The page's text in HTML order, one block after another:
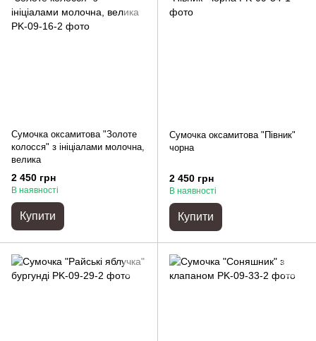
Сумочка оксамитова "Золоте
колосся" з ініціалами молочна,
велика
2 450 грн
В наявності
Купити
Сумочка оксамитова "Півник"
чорна
2 450 грн
В наявності
Купити